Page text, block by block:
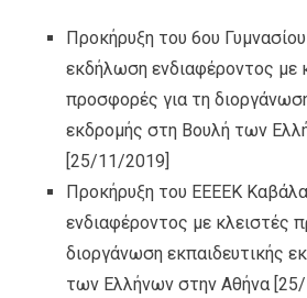
Προκήρυξη του 6ου
εκδήλωση ενδιαφέροντος με
προσφορές για τη
εκδρομής στη Βουλή των
[25/11/2019]
Προκήρυξη του ΕΕΕΕΚ
ενδιαφέροντος με κλειστές
διοργάνωση εκπαιδευτικής
των Ελλήνων στην Αθήνα